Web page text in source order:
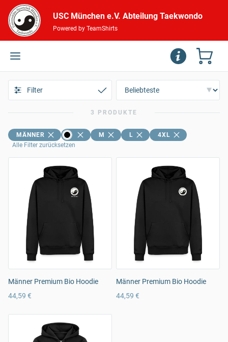
USC München e.V. Abteilung Taekwondo
Powered by TeamShirts
Filter
3 PRODUKTE
MÄNNER M L
4XL
Alle Filter zurücksetzen
Männer Premium Bio Hoodie
44,59 €
Männer Premium Bio Hoodie
44,59 €